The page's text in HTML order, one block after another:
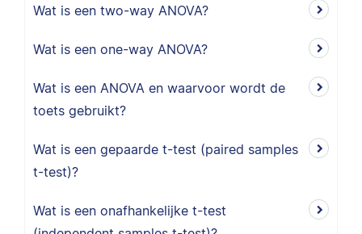
Wat is een two-way ANOVA?
Wat is een one-way ANOVA?
Wat is een ANOVA en waarvoor wordt de
toets gebruikt?
Wat is een gepaarde t-test (paired samples
t-test)?
Wat is een onafhankelijke t-test